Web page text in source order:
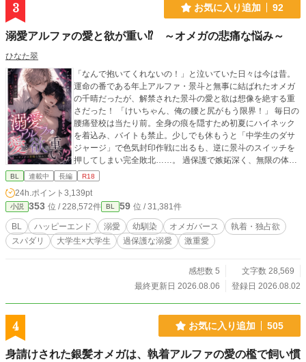
3 お気に入り追加 92
溺愛アルファの愛と欲が重い⁉︎ ～オメガの悲痛な悩み～
ひなた翠
「なんで抱いてくれないの！」と泣いていた日々は今は昔。
運命の番である年上アルファ・景斗と無事に結ばれたオメガ
の千晴だったが、解禁された景斗の愛と欲は想像を絶する重
さだった！ 「けいちゃん、俺の腰と尻がもう限界！」 毎日の
腰痛登校は当たり前。全身の痕を隠すため初夏にハイネック
を着込み、バイトも禁止。少しでも休もうと「中学生のダサ
ジャージ」で色気封印作戦に出るも、逆に景斗のスイッチを
押してしまい完全敗北……。 過保護で嫉妬深く、無限の体力
で番を貪る執着アルファ×愛されすぎて物理的に限界寸前なオ
BL 連載中 長編 R18
24h.ポイント 3,139pt
小説 353 位 / 228,572件 BL 59 位 / 31,381件
BL ハッピーエンド 溺愛 幼馴染 オメガバース
執着・独占欲
スパダリ
大学生×大学生 過保護な溺愛 激重愛
感想数 5
文字数 28,569
最終更新日 2026.08.06
登録日 2026.08.02
4 お気に入り追加 505
身請けされた銀髪オメガは、執着アルファの愛の檻で飼い慣